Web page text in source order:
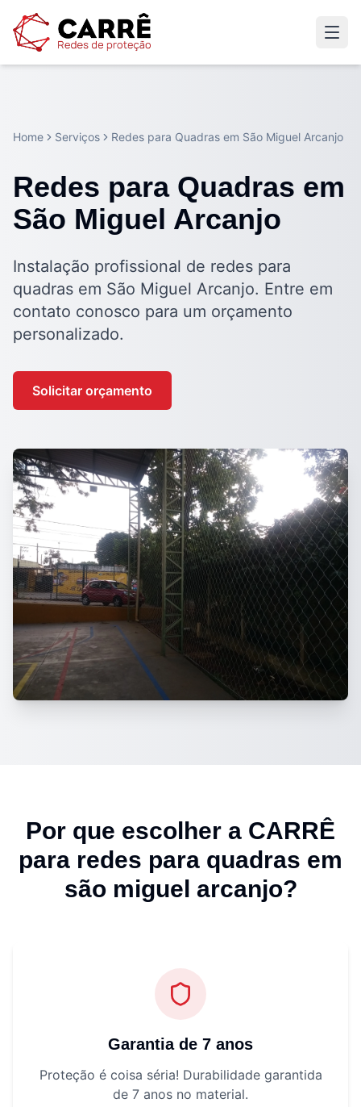
Home Serviços Redes para Quadras em São Miguel Arcanjo
Redes para Quadras em
São Miguel Arcanjo
Instalação profissional de redes para
quadras em São Miguel Arcanjo. Entre em
contato conosco para um orçamento
personalizado.
Solicitar orçamento
Por que escolher a CARRÊ
para redes para quadras em
são miguel arcanjo?
Garantia de 7 anos
Proteção é coisa séria! Durabilidade garantida
de 7 anos no material.